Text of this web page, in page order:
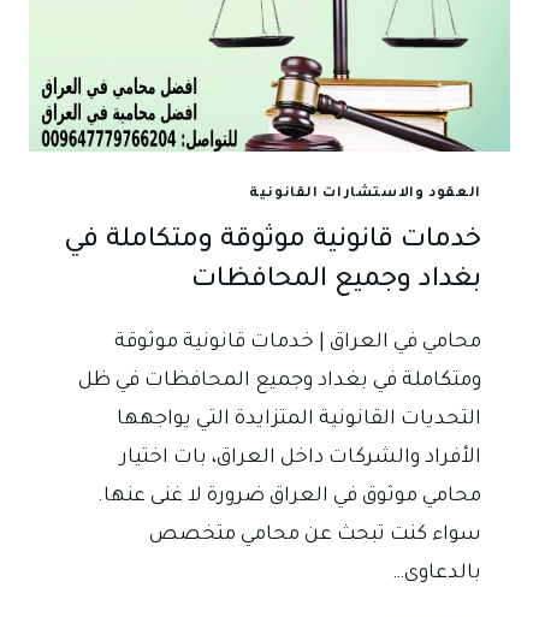
حق
النساء
في
الترشح
والمشاركة
العقود والاستشارات القانونية
خدمات قانونية موثوقة ومتكاملة في
بغداد وجميع المحافظات
محامي في العراق | خدمات قانونية موثوقة
ومتكاملة في بغداد وجميع المحافظات في ظل
التحديات القانونية المتزايدة التي يواجهها
الأفراد والشركات داخل العراق، بات اختيار
محامي موثوق في العراق ضرورة لا غنى عنها.
سواء كنت تبحث عن محامي متخصص
بالدعاوى…